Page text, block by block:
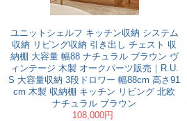
ユニットシェルフ キッチン収納 システム
収納 リビング収納 引き出し チェスト 収
納棚 大容量 幅88 ナチュラル ブラウン ヴ
ィンテージ 木製 オークパーツ販売｜R.U.
S 大容量収納 3段ドロワー 幅88cm 高さ91
cm 木製 収納棚 キッチン リビング 北欧
ナチュラル ブラウン
108,000円